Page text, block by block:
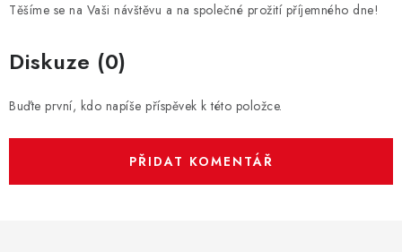
Těšíme se na Vaši návštěvu a na společné prožití příjemného dne!
Diskuze (0)
Buďte první, kdo napíše příspěvek k této položce.
PŘIDAT KOMENTÁŘ